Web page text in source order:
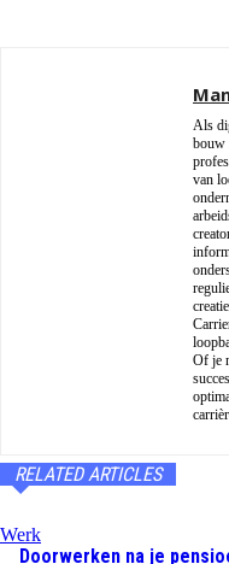
Als
bouw
van
Of je
RELATED ARTICLES
Werk
Doorwerken na je